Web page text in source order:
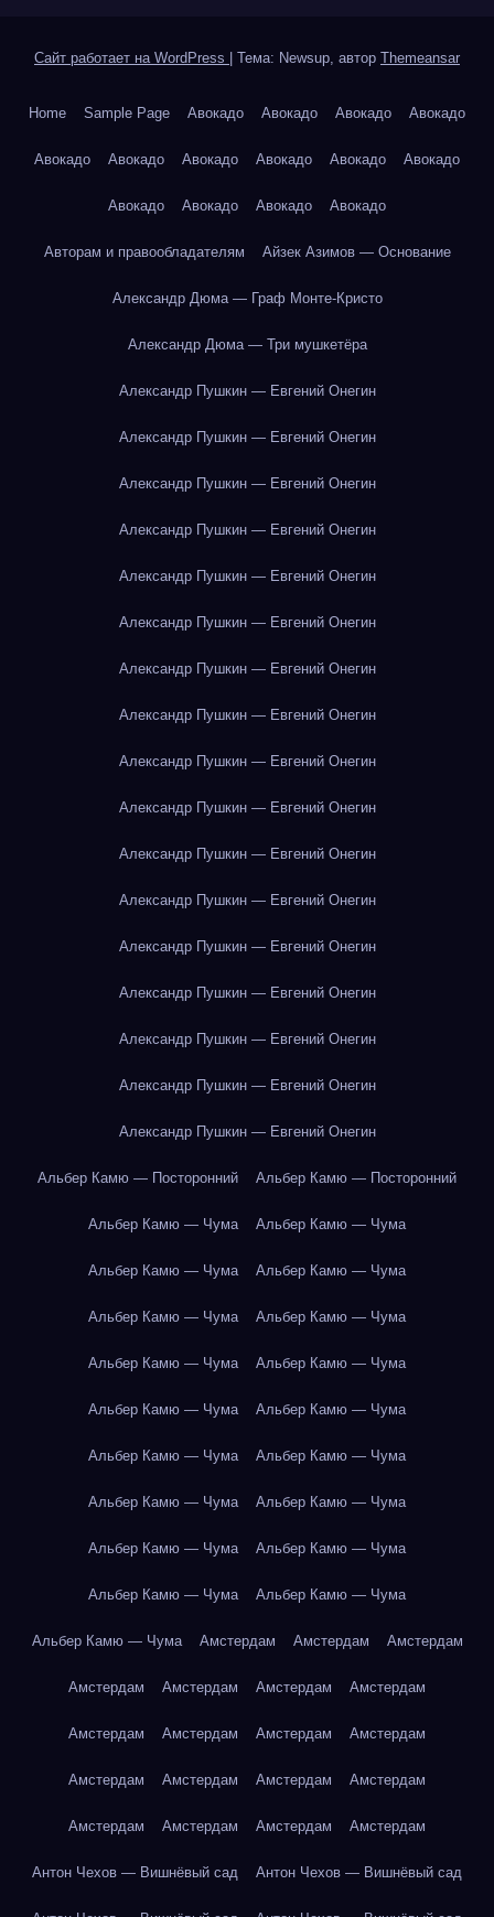
Сайт работает на WordPress Тема: Newsup, автор Themeansar
Home Sample Page Авокадо Авокадо Авокадо Авокадо
Авокадо Авокадо Авокадо Авокадо Авокадо Авокадо
Авокадо Авокадо Авокадо Авокадо
Авторам и правообладателям Айзек Азимов — Основание
Александр Дюма — Граф Монте-Кристо
Александр Дюма — Три мушкетёра
Александр Пушкин — Евгений Онегин
Александр Пушкин — Евгений Онегин
Александр Пушкин — Евгений Онегин
Александр Пушкин — Евгений Онегин
Александр Пушкин — Евгений Онегин
Александр Пушкин — Евгений Онегин
Александр Пушкин — Евгений Онегин
Александр Пушкин — Евгений Онегин
Александр Пушкин — Евгений Онегин
Александр Пушкин — Евгений Онегин
Александр Пушкин — Евгений Онегин
Александр Пушкин — Евгений Онегин
Александр Пушкин — Евгений Онегин
Александр Пушкин — Евгений Онегин
Александр Пушкин — Евгений Онегин
Александр Пушкин — Евгений Онегин
Александр Пушкин — Евгений Онегин
Альбер Камю — Посторонний Альбер Камю — Посторонний
Альбер Камю — Чума Альбер Камю — Чума
Альбер Камю — Чума Альбер Камю — Чума
Альбер Камю — Чума Альбер Камю — Чума
Альбер Камю — Чума Альбер Камю — Чума
Альбер Камю — Чума Альбер Камю — Чума
Альбер Камю — Чума Альбер Камю — Чума
Альбер Камю — Чума Альбер Камю — Чума
Альбер Камю — Чума Альбер Камю — Чума
Альбер Камю — Чума Альбер Камю — Чума
Альбер Камю — Чума Амстердам Амстердам Амстердам
Амстердам Амстердам Амстердам Амстердам
Амстердам Амстердам Амстердам Амстердам
Амстердам Амстердам Амстердам Амстердам
Амстердам Амстердам Амстердам Амстердам
Антон Чехов — Вишнёвый сад Антон Чехов — Вишнёвый сад